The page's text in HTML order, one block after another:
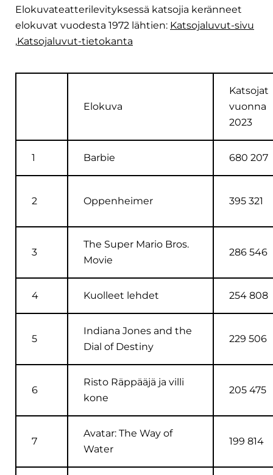
Elokuvateatterilevityksessä katsojia keränneet
elokuvat vuodesta 1972 lähtien: Katsojaluvut-sivu
,Katsojaluvut-tietokanta
Elokuva
Katsojat
vuonna
2023
1 Barbie 680 207
2 Oppenheimer 395 321
3
The Super Mario Bros.
Movie
286 546
4 Kuolleet lehdet 254 808
5
Indiana Jones and the
Dial of Destiny
229 506
6
Risto Räppääjä ja villi
kone
205 475
7
Avatar: The Way of
Water
199 814